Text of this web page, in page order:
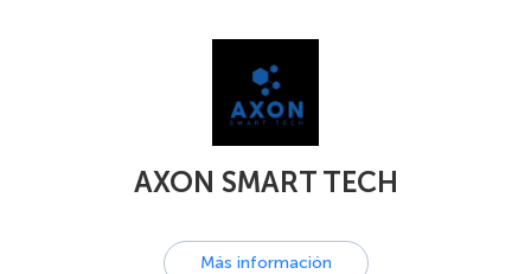
AXON SMART TECH
Más información